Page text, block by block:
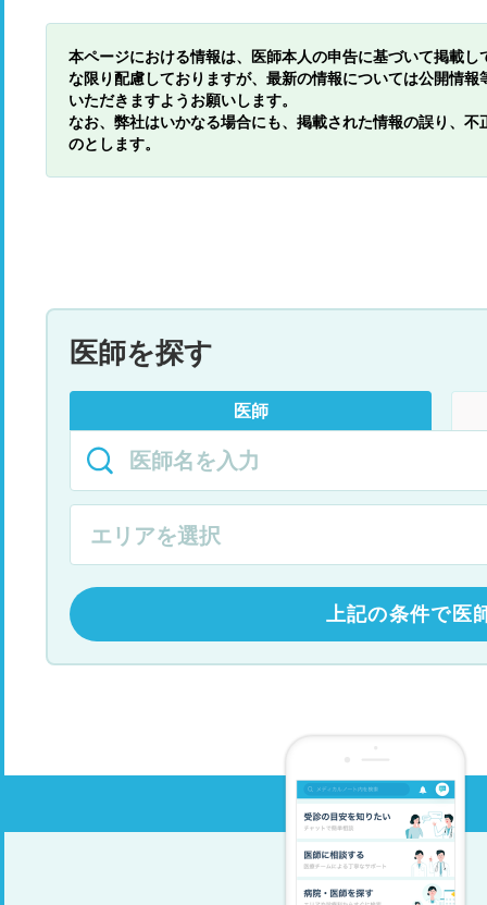
本ページにおける情報は、医師本人の申告に基づいて掲載
な限り配慮しておりますが、最新の情報については公開情
いただきますようお願いします。
なお、弊社はいかなる場合にも、掲載された情報の誤り、
のとします。
医師を探す
医師
上記の条件で医